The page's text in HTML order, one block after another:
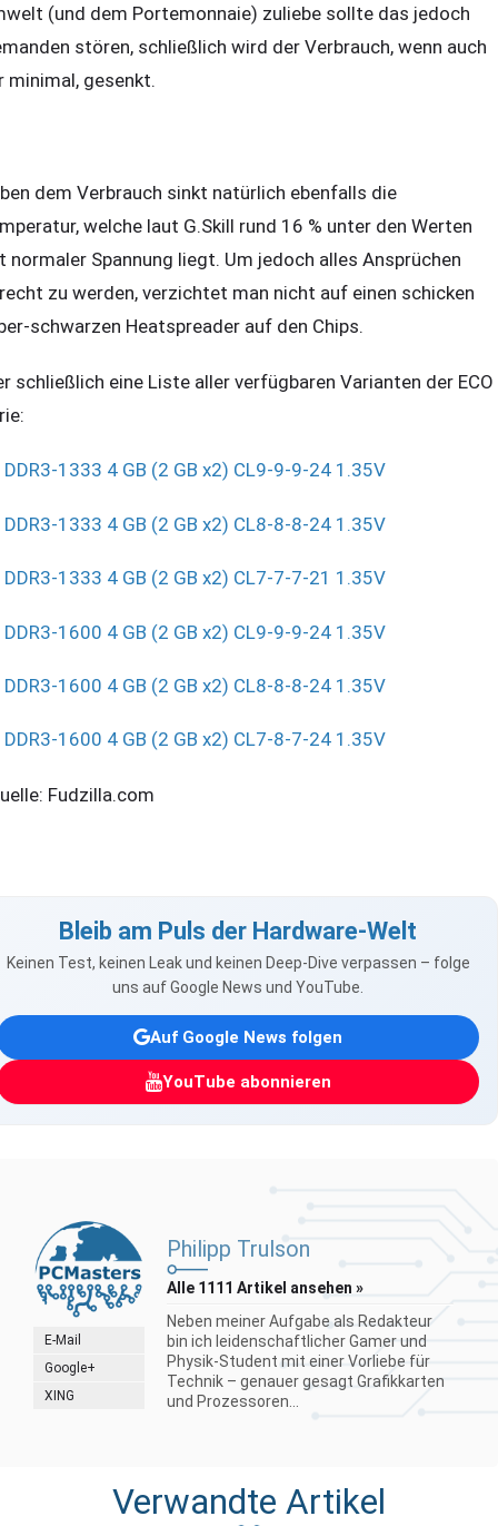
(und dem Portemonnaie) zuliebe sollte das jedoch
stören, schließlich wird der Verbrauch, wenn auch
minimal, gesenkt.
dem Verbrauch sinkt natürlich ebenfalls die
welche laut G.Skill rund 16 % unter den Werten
normaler Spannung liegt. Um jedoch alles Ansprüchen
zu werden, verzichtet man nicht auf einen schicken
schwarzen Heatspreader auf den Chips.
schließlich eine Liste aller verfügbaren Varianten der ECO
DDR3-1333 4 GB (2 GB x2) CL9-9-9-24 1.35V
DDR3-1333 4 GB (2 GB x2) CL8-8-8-24 1.35V
DDR3-1333 4 GB (2 GB x2) CL7-7-7-21 1.35V
DDR3-1600 4 GB (2 GB x2) CL9-9-9-24 1.35V
DDR3-1600 4 GB (2 GB x2) CL8-8-8-24 1.35V
DDR3-1600 4 GB (2 GB x2) CL7-8-7-24 1.35V
Fudzilla.com
Bleib am Puls der Hardware-Welt
Keinen Test, keinen Leak und keinen Deep-Dive verpassen – folge
uns auf Google News und YouTube.
Auf Google News folgen
YouTube abonnieren
E-Mail
Google+
XING
Philipp Trulson
Alle 1111 Artikel ansehen »
Neben meiner Aufgabe als Redakteur
bin ich leidenschaftlicher Gamer und
Physik-Student mit einer Vorliebe für
Technik – genauer gesagt Grafikkarten
und Prozessoren...
Verwandte Artikel